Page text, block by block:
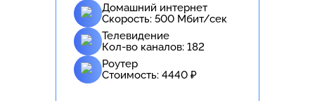
Домашний интернет
Скорость: 500 Мбит/сек
Телевидение
Кол-во каналов: 182
Роутер
Стоимость: 4440 ₽